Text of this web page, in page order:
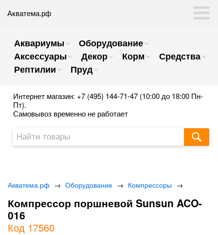
Акватема.рф
Аквариумы
Оборудование
Аксессуары
Декор Корм
Средства
Рептилии
Пруд
Интернет магазин: +7 (495) 144-71-47 (10:00 до 18:00 Пн-
Пт).
Самовывоз временно не работает
Акватема.рф → Оборудование → Компрессоры →
Компрессор поршневой Sunsun ACO-
016
Код 17560